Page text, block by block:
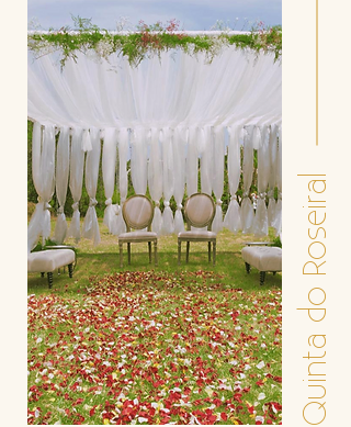
Quinta do Roseiral